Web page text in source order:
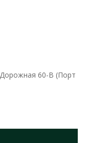
Дорожная 60-В (Порт